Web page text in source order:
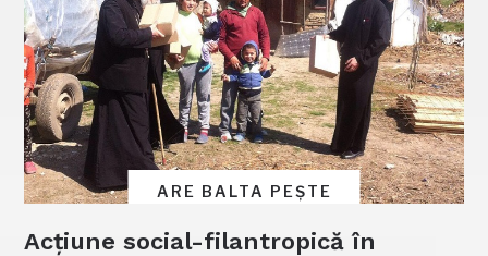
ARE BALTA PEȘTE
Acțiune social-filantropică în